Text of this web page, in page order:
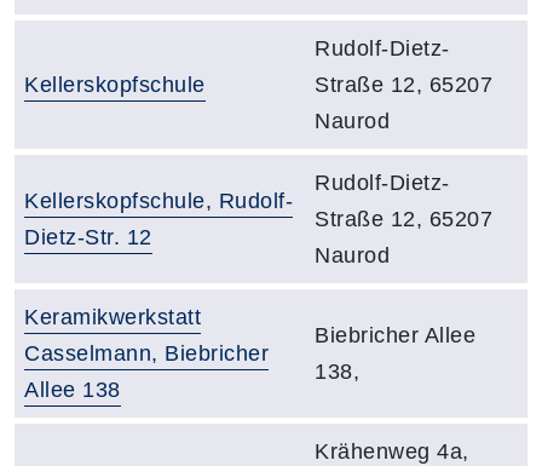
Raumbezeichnung:
Kellerskopfschule
Adresse:
Rudolf-Dietz-
Straße 12, 65207
Naurod
Raumbezeichnung:
Kellerskopfschule, Rudolf-
Dietz-Str. 12
Adresse:
Rudolf-Dietz-
Straße 12, 65207
Naurod
Raumbezeichnung:
Keramikwerkstatt
Casselmann, Biebricher
Allee 138
Adresse:
Biebricher Allee
138,
Adresse:
Krähenweg 4a,